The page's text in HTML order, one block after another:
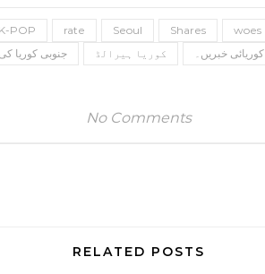
K-POP rate Seoul Shares woes
جنوبی کوریا کوریا ہیرالڈ کوریائی خبریں۔
No Comments
RELATED POSTS